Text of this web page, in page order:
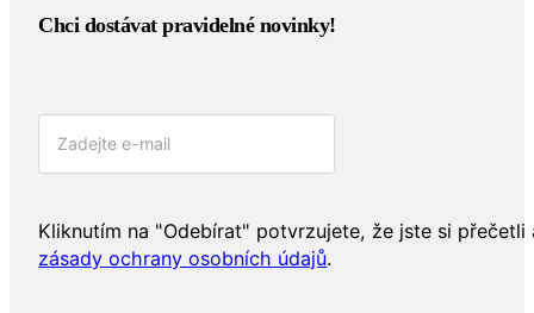
Chci dostávat pravidelné novinky!​
Kliknutím na "Odebírat" potvrzujete, že jste si přečetli
zásady ochrany osobních údajů.